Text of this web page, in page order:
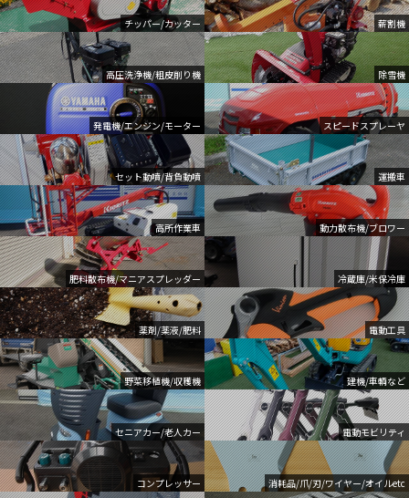
チッパー/カッター 薪割機
高圧洗浄機/粗皮削り機 除雪機
発電機/エンジン/モーター スピードスプレーヤ
セット動噴/背負動噴 運搬車
高所作業車 動力散布機/ブロワー
肥料散布機/マニアスプレッダー 冷蔵庫/米保冷庫
薬剤/薬液/肥料 電動工具
野菜移植機/収穫機 建機/車輌など
セニアカー/老人カー 電動モビリティ
コンプレッサー 消耗品/爪/刃/ワイヤー/オイルetc